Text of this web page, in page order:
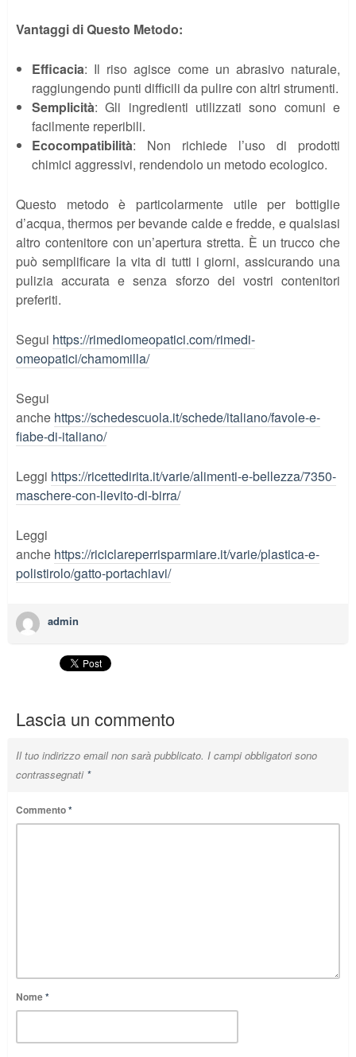
Vantaggi di Questo Metodo:
Efficacia: Il riso agisce come un abrasivo naturale,
raggiungendo punti difficili da pulire con altri strumenti.
Semplicità: Gli ingredienti utilizzati sono comuni e
facilmente reperibili.
Ecocompatibilità: Non richiede l’uso di prodotti
chimici aggressivi, rendendolo un metodo ecologico.
Questo metodo è particolarmente utile per bottiglie
d’acqua, thermos per bevande calde e fredde, e qualsiasi
altro contenitore con un’apertura stretta. È un trucco che
può semplificare la vita di tutti i giorni, assicurando una
pulizia accurata e senza sforzo dei vostri contenitori
preferiti.
Segui https://rimediomeopatici.com/rimedi-
omeopatici/chamomilla/
Segui
anche https://schedescuola.it/schede/italiano/favole-e-
fiabe-di-italiano/
Leggi https://ricettedirita.it/varie/alimenti-e-bellezza/7350-
maschere-con-lievito-di-birra/
Leggi
anche https://riciclareperrisparmiare.it/varie/plastica-e-
polistirolo/gatto-portachiavi/
admin
Lascia un commento
Il tuo indirizzo email non sarà pubblicato. I campi obbligatori sono
contrassegnati *
Commento*
Nome*